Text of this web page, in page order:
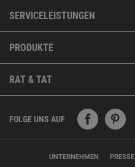
SERVICELEISTUNGEN
PRODUKTE
RAT & TAT
FOLGE UNS AUF
UNTERNEHMEN PRESSE